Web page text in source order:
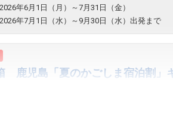
2026年6月1日（月）～7月31日（金）
2026年7月1日（水）～9月30日（水）出発まで
鹿児島「夏のかごしま宿泊割」